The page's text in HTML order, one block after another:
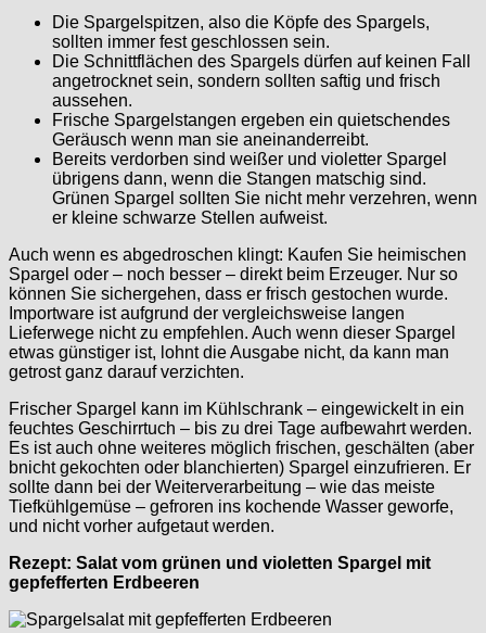
Die Spargelspitzen, also die Köpfe des Spargels,
sollten immer fest geschlossen sein.
Die Schnittflächen des Spargels dürfen auf keinen Fall
angetrocknet sein, sondern sollten saftig und frisch
aussehen.
Frische Spargelstangen ergeben ein quietschendes
Geräusch wenn man sie aneinanderreibt.
Bereits verdorben sind weißer und violetter Spargel
übrigens dann, wenn die Stangen matschig sind.
Grünen Spargel sollten Sie nicht mehr verzehren, wenn
er kleine schwarze Stellen aufweist.
Auch wenn es abgedroschen klingt: Kaufen Sie heimischen
Spargel oder – noch besser – direkt beim Erzeuger. Nur so
können Sie sichergehen, dass er frisch gestochen wurde.
Importware ist aufgrund der vergleichsweise langen
Lieferwege nicht zu empfehlen. Auch wenn dieser Spargel
etwas günstiger ist, lohnt die Ausgabe nicht, da kann man
getrost ganz darauf verzichten.
Frischer Spargel kann im Kühlschrank – eingewickelt in ein
feuchtes Geschirrtuch – bis zu drei Tage aufbewahrt werden.
Es ist auch ohne weiteres möglich frischen, geschälten (aber
bnicht gekochten oder blanchierten) Spargel einzufrieren. Er
sollte dann bei der Weiterverarbeitung – wie das meiste
Tiefkühlgemüse – gefroren ins kochende Wasser geworfe,
und nicht vorher aufgetaut werden.
Rezept: Salat vom grünen und violetten Spargel mit
gepfefferten Erdbeeren